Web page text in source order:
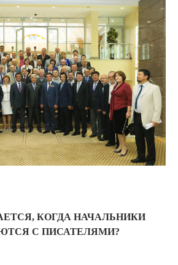
КОГДА НАЧАЛЬНИКИ
С ПИСАТЕЛЯМИ?